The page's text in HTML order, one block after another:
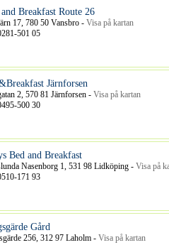
Breakfast Route 26
17, 780 50 Vansbro - Visa på kartan
501 05
Järnforsen
2, 570 81 Järnforsen - Visa på kartan
500 30
Bed and Breakfast
Nasenborg 1, 531 98 Lidköping - Visa på
171 93
Gård
256, 312 97 Laholm - Visa på kartan